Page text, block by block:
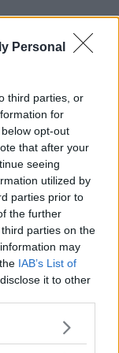
Personal
third parties, or
for
opt-out
that after your
seeing
utilized by
parties prior to
the further
parties on the
may
IAB’s List of
it to other
or more Google
pulizia dei vetri,
10.0
su 10
dei vetri. Ho il
a leggere